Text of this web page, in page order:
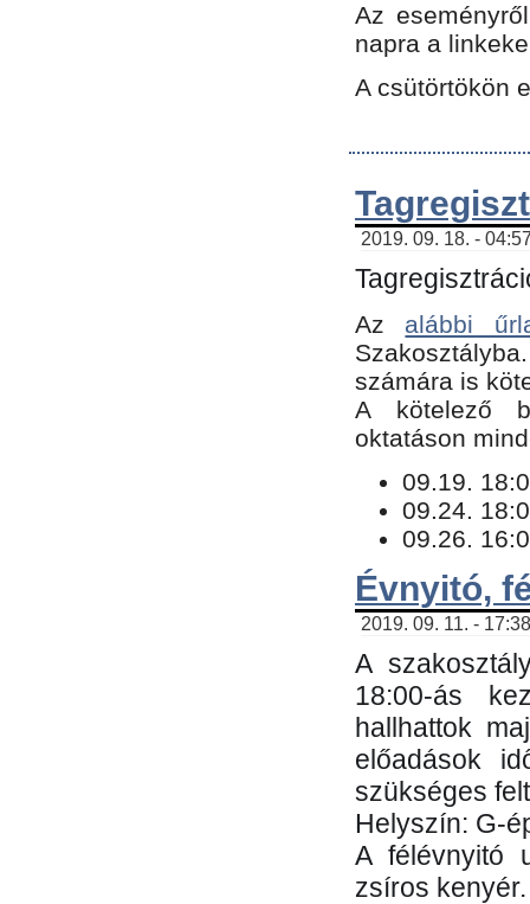
Az
napra a
A csütörtökön
2019. 09. 18. -
Az alábbi
számára is
​A kötelező
oktatáson
09.19.
09.24.
09.26.
Évnyitó,
2019. 09. 11. -
A
18:00-ás
hallhattok
előadások
szükséges
Helyszín: G-
A félévnyitó
zsíros kenyér.